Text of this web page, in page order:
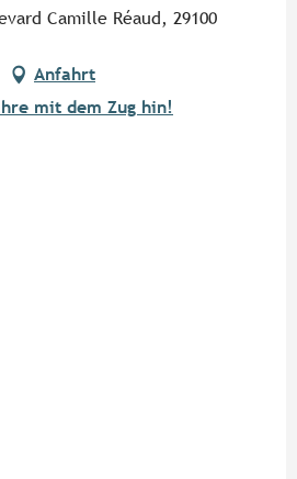
Camille Réaud, 29100
Anfahrt
mit dem Zug hin!